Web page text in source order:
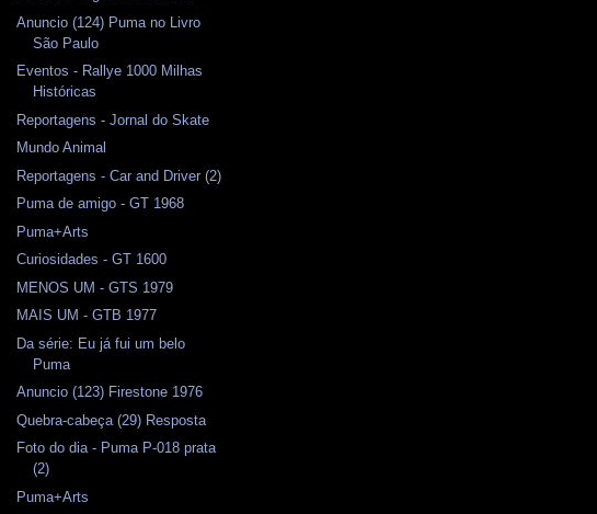
Anuncio (124) Puma no Livro
São Paulo
Eventos - Rallye 1000 Milhas
Históricas
Reportagens - Jornal do Skate
Mundo Animal
Reportagens - Car and Driver (2)
Puma de amigo - GT 1968
Puma+Arts
Curiosidades - GT 1600
MENOS UM - GTS 1979
MAIS UM - GTB 1977
Da série: Eu já fui um belo
Puma
Anuncio (123) Firestone 1976
Quebra-cabeça (29) Resposta
Foto do dia - Puma P-018 prata
(2)
Puma+Arts